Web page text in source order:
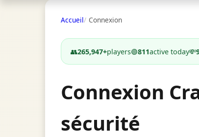
Accueil Connexion
👥265,947+players🟢811active today💸
Connexion
sécurité